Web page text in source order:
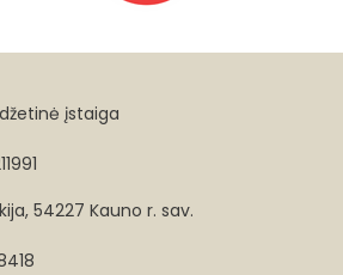
įstaiga
54227 Kauno r. sav.